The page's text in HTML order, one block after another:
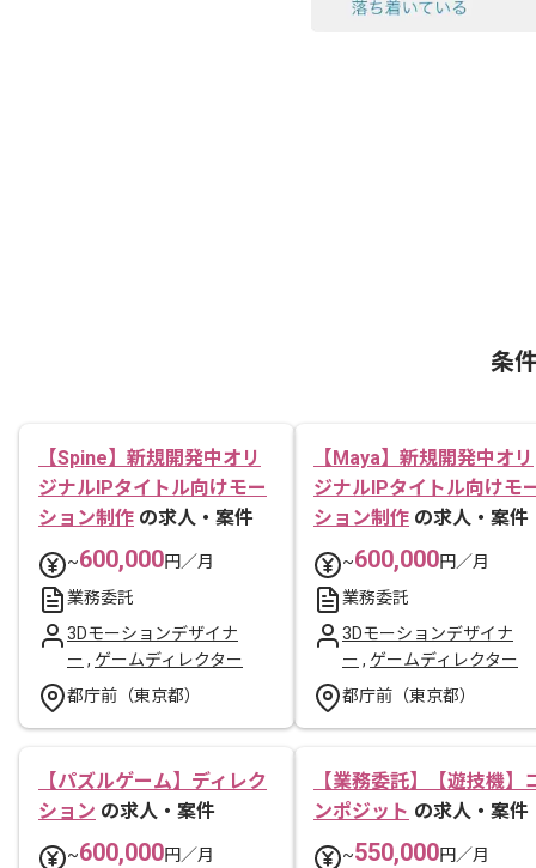
条
【Spine】新規開発中オリ
ジナルIPタイトル向けモー
ション制作 の求人・案件
~600,000円／月
業務委託
3Dモーションデザイナ
ー , ゲームディレクター
都庁前（東京都）
【Maya】新規開発中オリ
ジナルIPタイトル向けモ
ション制作 の求人・案件
~600,000円／月
業務委託
3Dモーションデザイナ
ー , ゲームディレクター
都庁前（東京都）
【パズルゲーム】ディレク
ション の求人・案件
~600,000円／月
【業務委託】【遊技機】
ンポジット の求人・案件
~550,000円／月